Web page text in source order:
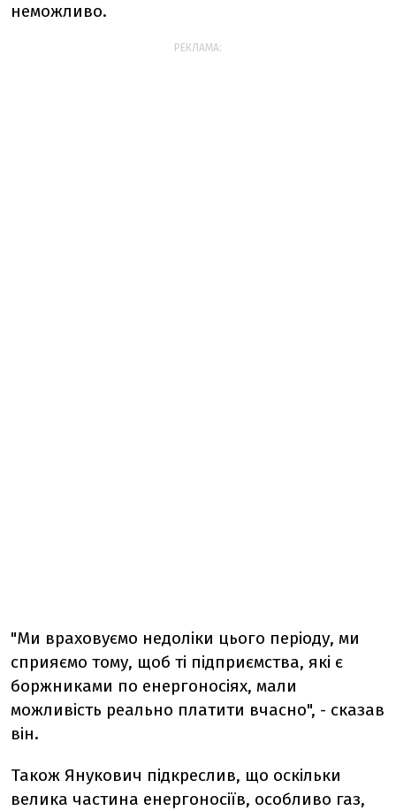
неможливо.
РЕКЛАМА:
"Ми враховуємо недоліки цього періоду, ми
сприяємо тому, щоб ті підприємства, які є
боржниками по енергоносіях, мали
можливість реально платити вчасно", - сказав
він.
Також Янукович підкреслив, що оскільки
велика частина енергоносіїв, особливо газ,